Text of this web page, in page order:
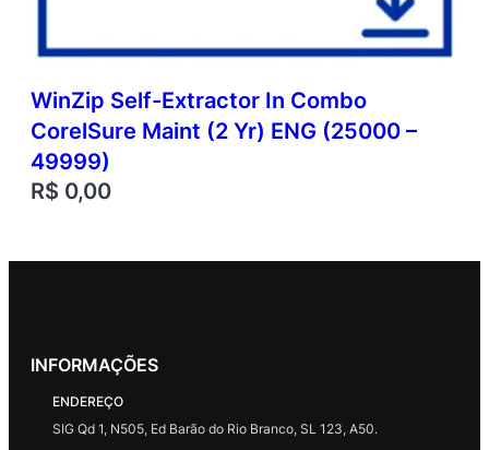
WinZip Self-Extractor In Combo
CorelSure Maint (2 Yr) ENG (25000 –
49999)
R$ 0,00
INFORMAÇÕES
ENDEREÇO
SIG Qd 1, N505, Ed Barão do Rio Branco, SL 123, A50.